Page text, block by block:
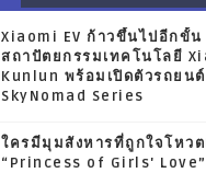
Xiaomi EV ก้าวขึ้นไปอีกขั้น
สถาปัตยกรรมเทคโนโลยี
Kunlun พร้อมเปิดตัวรถยน
SkyNomad Series
ใครมีมุมสังหารที่ถูกใจโหวต
“Princess of Girls' Love”